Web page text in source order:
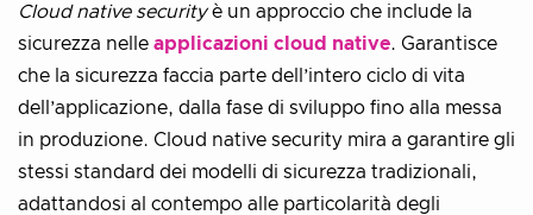
Cloud native securityè un approccio che include la
sicurezza nelle applicazioni cloud native. Garantisce
che la sicurezza faccia parte dell’intero ciclo di vita
dell’applicazione, dalla fase di sviluppo fino alla messa
in produzione. Cloud native security mira a garantire gli
stessi standard dei modelli di sicurezza tradizionali,
adattandosi al contempo alle particolarità degli